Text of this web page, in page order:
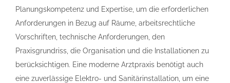
Planungskompetenz und Expertise, um die erforderlichen
Anforderungen in Bezug auf Räume, arbeitsrechtliche
Vorschriften, technische Anforderungen, den
Praxisgrundriss, die Organisation und die Installationen zu
berücksichtigen. Eine moderne Arztpraxis benötigt auch
eine zuverlässige Elektro- und Sanitärinstallation, um eine